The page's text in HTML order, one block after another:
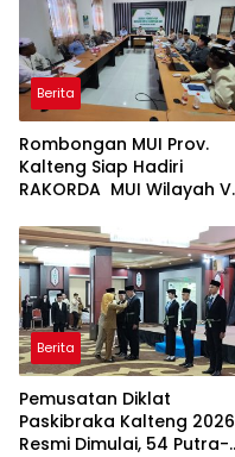
Berita
Rombongan MUI Prov.
Kalteng Siap Hadiri
RAKORDA MUI Wilayah V
Pontianak
Berita
Pemusatan Diklat
Paskibraka Kalteng 2026
Resmi Dimulai, 54 Putra-